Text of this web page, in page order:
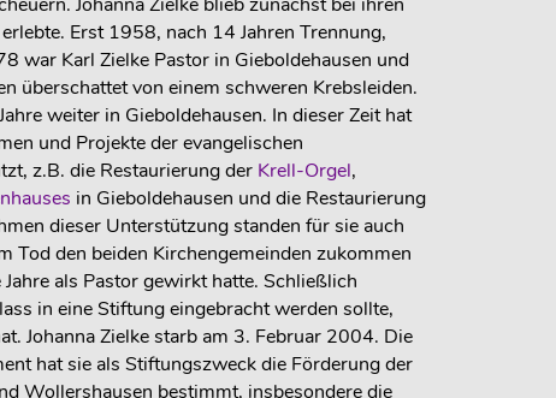
Erst 1958, nach 14 Jahren Trennung,
war Karl Zielke Pastor in Gieboldehausen und
überschattet von einem schweren Krebsleiden.
weiter in Gieboldehausen. In dieser Zeit hat
und Projekte der evangelischen
z.B. die Restaurierung der Krell-Orgel,
in Gieboldehausen und die Restaurierung
dieser Unterstützung standen für sie auch
Tod den beiden Kirchengemeinden zukommen
als Pastor gewirkt hatte. Schließlich
in eine Stiftung eingebracht werden sollte,
Johanna Zielke starb am 3. Februar 2004. Die
hat sie als Stiftungszweck die Förderung der
Wollershausen bestimmt, insbesondere die